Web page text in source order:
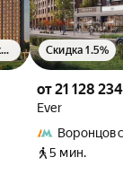
Дополнительная скидка 1.5%
от 21 128
Ever
5 мин.
Скидка 1.5%